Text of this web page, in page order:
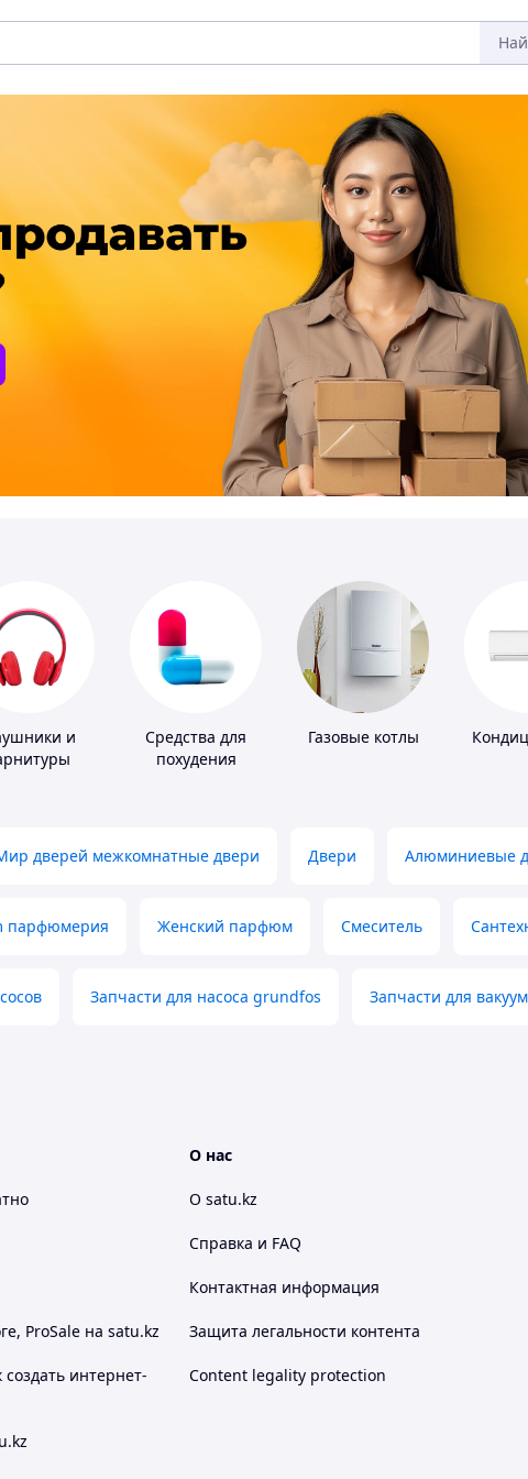
и
Средства для
похудения
Газовые котлы
дверей межкомнатные двери Двери Алюминиевые
парфюмерия Женский парфюм Смеситель
Запчасти для насоса grundfos Запчасти для
ProSale на satu.kz
интернет-
О нас
О satu.kz
Справка и FAQ
Контактная информация
Защита легальности контента
Content legality protection